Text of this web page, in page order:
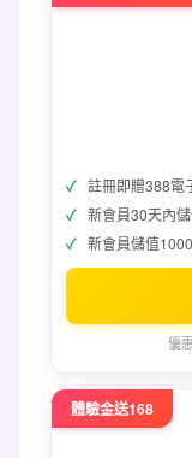
註冊即贈388電
新會員30天內
新會員儲值
優
體驗金送168